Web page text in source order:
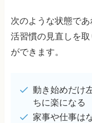
次のような状態で
活習慣の見直しを
ができます。
動き始めだけ
ちに楽になる
家事や仕事は